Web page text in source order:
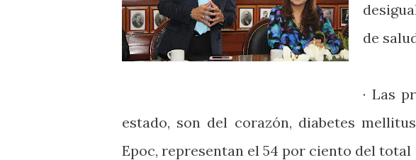
de
· Las
estado, son del corazón, diabetes
Epoc, representan el 54 por ciento del total